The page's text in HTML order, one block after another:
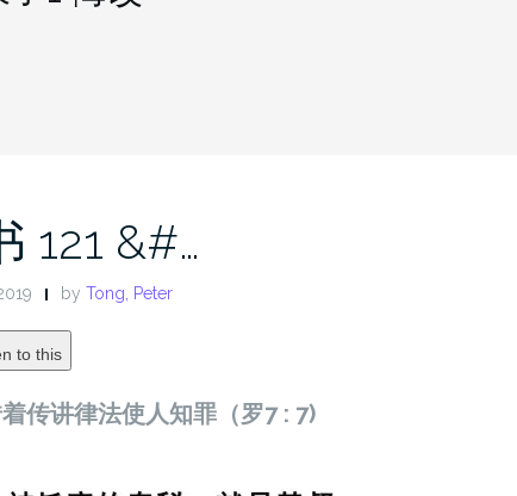
121 &#…
by Tong, Peter
to this
传讲律法使人知罪（罗7 : 7)